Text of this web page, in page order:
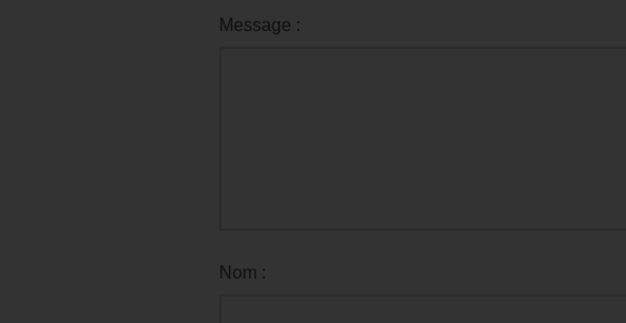
Message :
Nom :